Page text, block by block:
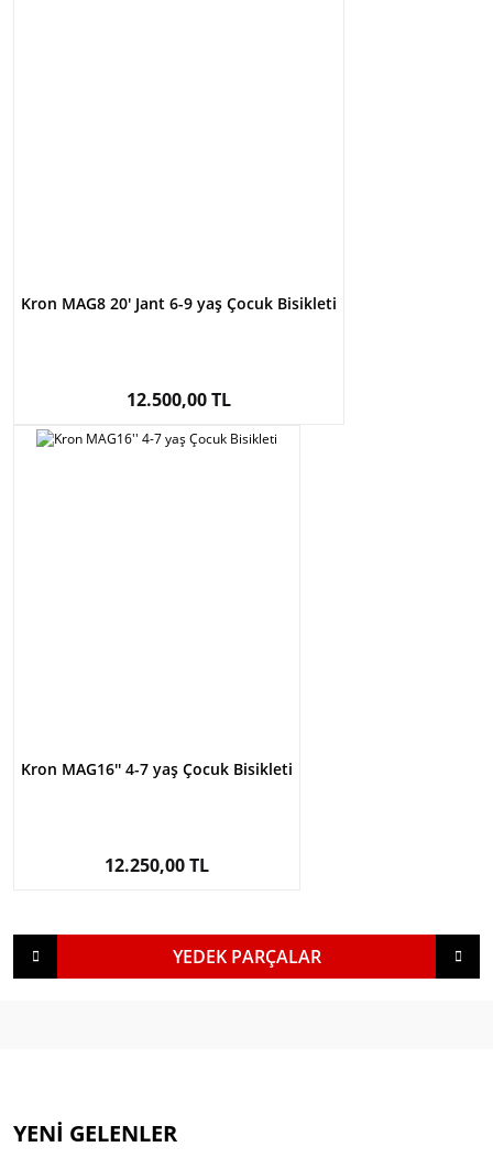
Kron MAG8 20' Jant 6-9 yaş Çocuk Bisikleti
12.500,00 TL
Kron MAG16'' 4-7 yaş Çocuk Bisikleti
12.250,00 TL
YEDEK PARÇALAR
YENİ GELENLER